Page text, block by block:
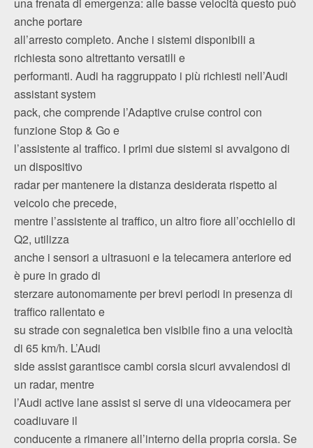
anche portare
all’arresto completo. Anche i sistemi disponibili a
richiesta sono altrettanto versatili e
performanti. Audi ha raggruppato i più richiesti nell’Audi
assistant system
pack, che comprende l’Adaptive cruise control con
funzione Stop & Go e
l’assistente al traffico. I primi due sistemi si avvalgono di
un dispositivo
radar per mantenere la distanza desiderata rispetto al
veicolo che precede,
mentre l’assistente al traffico, un altro fiore all’occhiello di
Q2, utilizza
anche i sensori a ultrasuoni e la telecamera anteriore ed
è pure in grado di
sterzare autonomamente per brevi periodi in presenza di
traffico rallentato e
su strade con segnaletica ben visibile fino a una velocità
di 65 km/h. L’Audi
side assist garantisce cambi corsia sicuri avvalendosi di
un radar, mentre
l’Audi active lane assist si serve di una videocamera per
coadiuvare il
conducente a rimanere all’interno della propria corsia. Se